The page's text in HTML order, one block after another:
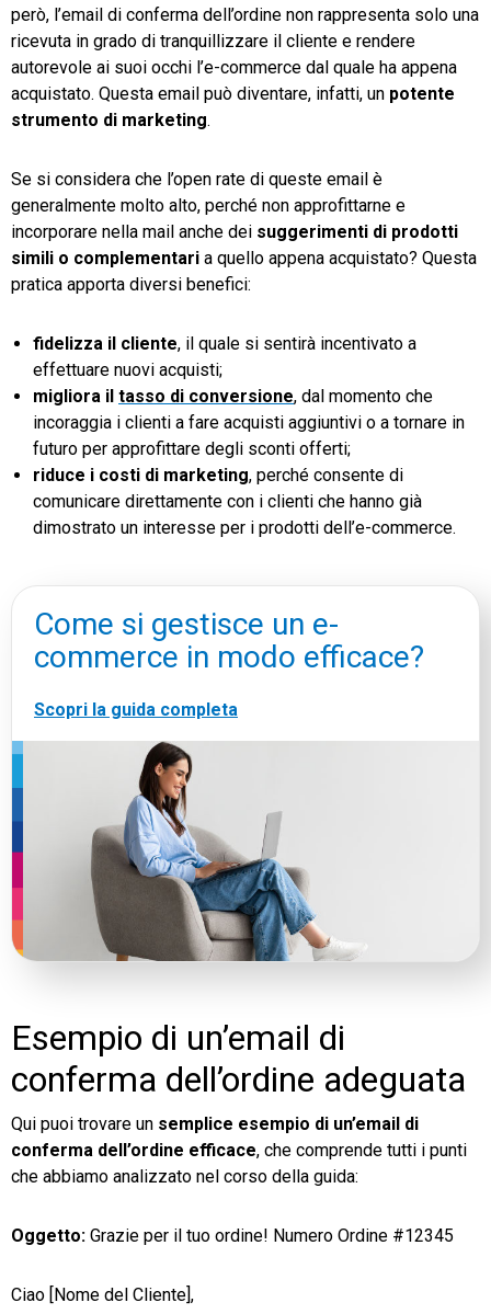
però, l’email di conferma dell’ordine non rappresenta solo una
ricevuta in grado di tranquillizzare il cliente e rendere
autorevole ai suoi occhi l’e-commerce dal quale ha appena
acquistato. Questa email può diventare, infatti, un potente
strumento di marketing.
Se si considera che l’open rate di queste email è
generalmente molto alto, perché non approfittarne e
incorporare nella mail anche dei suggerimenti di prodotti
simili o complementari a quello appena acquistato? Questa
pratica apporta diversi benefici:
fidelizza il cliente, il quale si sentirà incentivato a
effettuare nuovi acquisti;
migliora il tasso di conversione, dal momento che
incoraggia i clienti a fare acquisti aggiuntivi o a tornare in
futuro per approfittare degli sconti offerti;
riduce i costi di marketing, perché consente di
comunicare direttamente con i clienti che hanno già
dimostrato un interesse per i prodotti dell’e-commerce.
Come si gestisce un e-
commerce in modo efficace?
Scopri la guida completa
Esempio di un’email di
conferma dell’ordine adeguata
Qui puoi trovare un semplice esempio di un’email di
conferma dell’ordine efficace, che comprende tutti i punti
che abbiamo analizzato nel corso della guida:
Oggetto: Grazie per il tuo ordine! Numero Ordine #12345
Ciao [Nome del Cliente],